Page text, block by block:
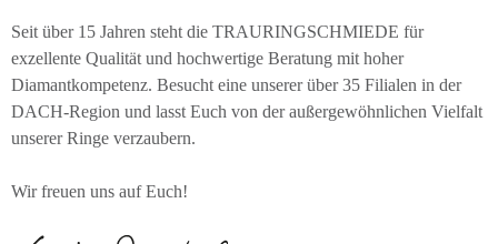
Seit über 15 Jahren steht die TRAURINGSCHMIEDE für
exzellente Qualität und hochwertige Beratung mit hoher
Diamantkompetenz. Besucht eine unserer über 35 Filialen in der
DACH-Region und lasst Euch von der außergewöhnlichen Vielfalt
unserer Ringe verzaubern.
Wir freuen uns auf Euch!